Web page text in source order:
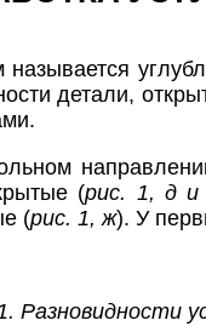
называется
детали,
(рис. 1, д и
(рис. 1, ж). У
Разновидности